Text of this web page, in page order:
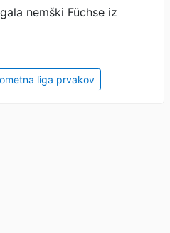
nemški Füchse iz
liga prvakov